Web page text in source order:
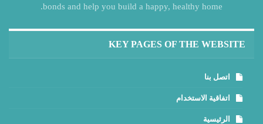
bonds and help you build a happy, healthy home.
KEY PAGES OF THE WEBSITE
اتصل بنا
اتفاقية الاستخدام
الرئيسية